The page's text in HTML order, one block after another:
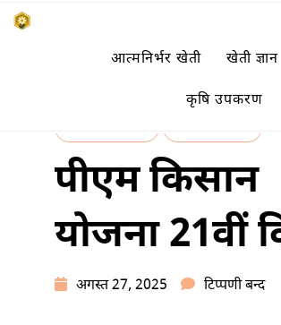
SUBSISTENCE FARMING
किसानों के साथ, किसानों के लिए
आत्मनिर्भर खेती खेती ज्ञान
कृषि उपकरण
पीएम किसान
योजना 21वीं
अगस्त 27, 2025 टिप्पणी बन्द